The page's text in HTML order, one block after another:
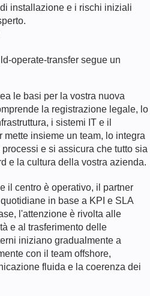
installazione e i rischi iniziali
operate-transfer segue un
le basi per la vostra nuova
la registrazione legale, lo
i sistemi IT e il
mette insieme un team, lo integra
e si assicura che tutto sia
e la cultura della vostra azienda.
il centro è operativo, il partner
in base a KPI e SLA
l'attenzione è rivolta alle
e al trasferimento delle
iniziano gradualmente a
con il team offshore,
fluida e la coerenza dei